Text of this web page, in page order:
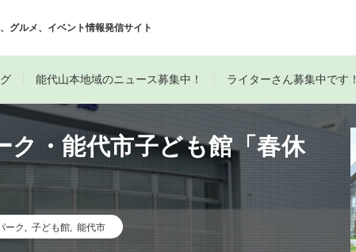
グルメ、イベント情報発信サイト
能代山本地域のニュース募集中！ ライターさん募集中です！
ク・能代市子ども館「春休
ーク 子ども館 能代市